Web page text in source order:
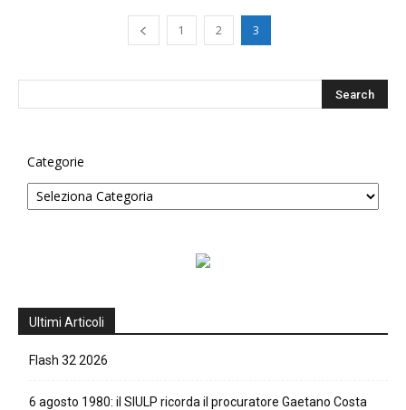
1 2 3
Categorie
Ultimi Articoli
Flash 32 2026
6 agosto 1980: il SIULP ricorda il procuratore Gaetano Costa